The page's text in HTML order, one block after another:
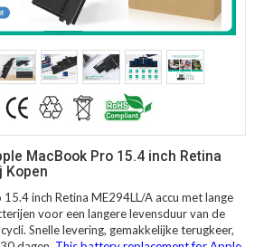
MacBook Pro 15.4 inch Retina
Kopen
inch Retina ME294LL/A accu met lange
voor een langere levensduur van de
Snelle levering, gemakkelijke terugkeer,